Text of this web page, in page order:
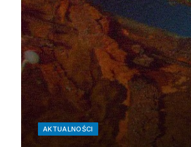
AKTUALNOŚCI